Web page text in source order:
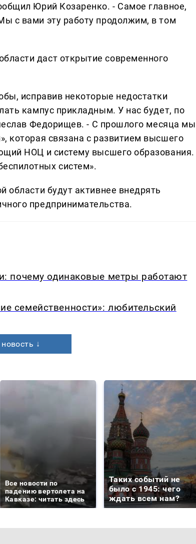
Юрий Козаренко. - Самое главное,
с вами эту работу продолжим, в том
даст открытие современного
исправив некоторые недостатки
кампус прикладным. У нас будет, по
Федорищев. - С прошлого месяца мы
которая связана с развитием высшего
НОЦ и систему высшего образования.
систем».
области будут активнее внедрять
предпринимательства.
почему одинаковые метры работают
семейственности»: любительский
↓
Все новости по
падению вертолета на
Кавказе: читать здесь
Таких событий не
было с 1945: чего
ждать всем нам?